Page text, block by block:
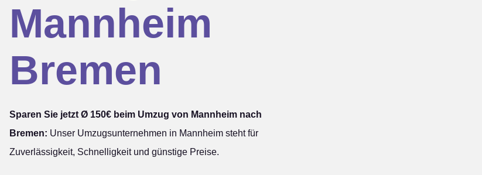
Mannheim
Bremen
Sparen Sie jetzt Ø 150€ beim Umzug von Mannheim nach
Bremen: Unser Umzugsunternehmen in Mannheim steht für
Zuverlässigkeit, Schnelligkeit und günstige Preise.